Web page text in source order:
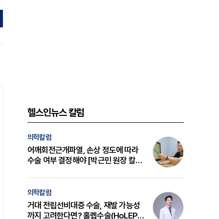
헬스인뉴스 칼럼
의학칼럼
어깨회전근개파열, 손상 정도에 따라
수술 여부 결정해야 [박근민 원장 칼
의학칼럼
거대 전립선비대증 수술, 재발 가능성
까지 고려한다면? 홀렙수술(HoLEP)